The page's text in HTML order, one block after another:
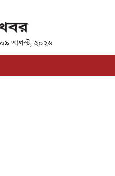
০৯ আগস্ট, ২০২৬